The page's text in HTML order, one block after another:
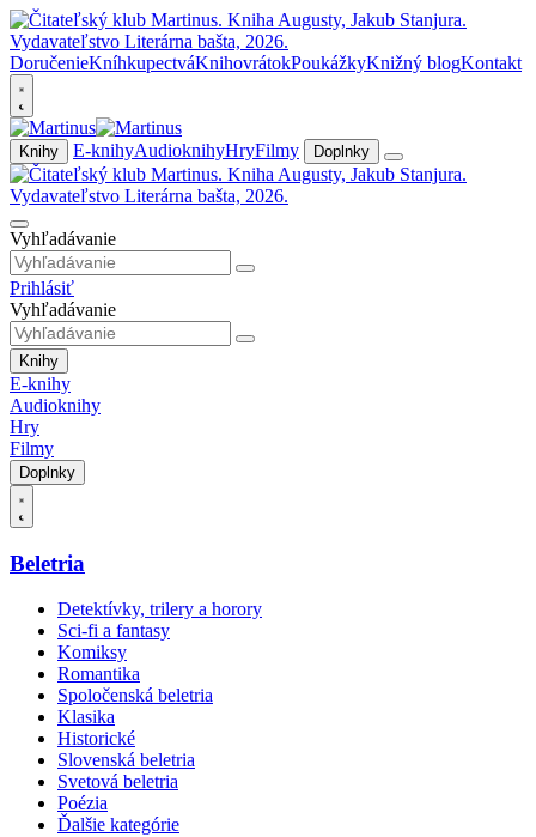
DoručenieKníhkupectváKnihovrátokPoukážkyKnižný blogKontakt
Knihy E-knihyAudioknihyHryFilmy Doplnky
Vyhľadávanie
Prihlásiť
Vyhľadávanie
Knihy
E-knihy
Audioknihy
Hry
Filmy
Doplnky
Beletria
Detektívky, trilery a horory
Sci-fi a fantasy
Komiksy
Romantika
Spoločenská beletria
Klasika
Historické
Slovenská beletria
Svetová beletria
Poézia
Ďalšie kategórie